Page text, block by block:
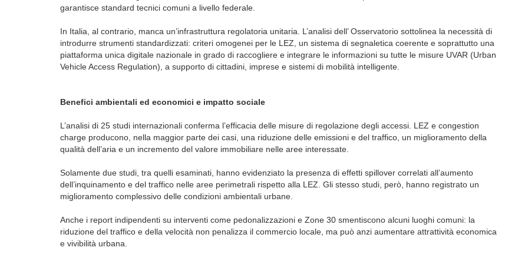
garantisce standard tecnici comuni a livello federale.
In Italia, al contrario, manca un’infrastruttura regolatoria unitaria. L’analisi dell’ Osservatorio sottolinea la necessità di
introdurre strumenti standardizzati: criteri omogenei per le LEZ, un sistema di segnaletica coerente e soprattutto una
piattaforma unica digitale nazionale in grado di raccogliere e integrare le informazioni su tutte le misure UVAR (Urban
Vehicle Access Regulation), a supporto di cittadini, imprese e sistemi di mobilità intelligente.
Benefici ambientali ed economici e impatto sociale
L’analisi di 25 studi internazionali conferma l’efficacia delle misure di regolazione degli accessi. LEZ e congestion
charge producono, nella maggior parte dei casi, una riduzione delle emissioni e del traffico, un miglioramento della
qualità dell’aria e un incremento del valore immobiliare nelle aree interessate.
Solamente due studi, tra quelli esaminati, hanno evidenziato la presenza di effetti spillover correlati all’aumento
dell’inquinamento e del traffico nelle aree perimetrali rispetto alla LEZ. Gli stesso studi, però, hanno registrato un
miglioramento complessivo delle condizioni ambientali urbane.
Anche i report indipendenti su interventi come pedonalizzazioni e Zone 30 smentiscono alcuni luoghi comuni: la
riduzione del traffico e della velocità non penalizza il commercio locale, ma può anzi aumentare attrattività economica
e vivibilità urbana.